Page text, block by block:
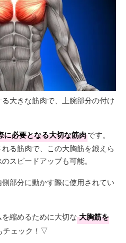
大きな筋肉で、上腕部分の付け
に必要となる大切な筋肉です。
る筋肉で、この大胸筋を鍛えら
スピードアップも可能。
部分に動かす際に使用されてい
を縮めるために大切な 大胸筋を
チェック！▽